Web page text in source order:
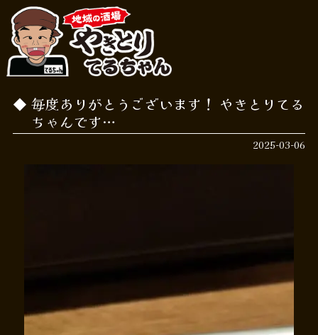
毎度ありがとうございます！ やきとりてる
ちゃんです…
2025-03-06